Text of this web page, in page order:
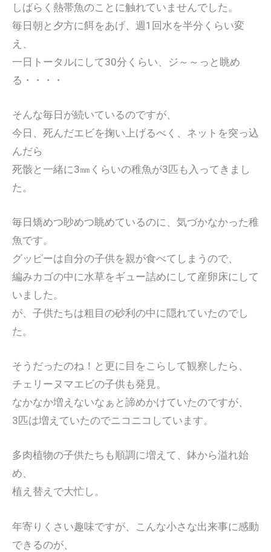
しばらく熱帯魚のことに触れていませんでした。
毎日朝と夕方に餌をあげ、週1回水を半分くらい変
え、
一日トータルにして30分くらい、ジ～～っと眺め
る・・・・
そんな毎日が続いているのですが、
今日、死んだエビを掬い上げるべく、ネットを突っ込
んだら
死骸と一緒に3㎜くらいの稚魚が3匹も入ってきまし
た。
毎日矯めつ眇めつ眺めているのに、気づかなかった稚
魚です。
グッピーは自分の子供を親が食べてしまうので、
編みカゴの中に水草をギュー詰めにして産卵床にして
いました。
が、子供たちは粗目の砂利の中に隠れていたのでし
た。
そうだったのね！と更に目をこらして観察したら、
チェリーヌマエビの子供も発見。
なかなか増えないなぁと諦めかけていたのですが、
3匹は増えていたのでニコニコしています。
多肉植物の子供たちも順調に増えて、鉢から溢れ始
め、
植え替えで大忙し。
年寄りくさい趣味ですが、こんな小さな出来事に感動
できるのが、